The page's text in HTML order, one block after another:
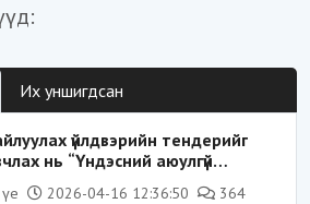
Их уншигдсан
үйлдвэрийн тендерийг
нь “Үндэсний аюулгүй
д эрсдэлтэй юу?
2026-04-16 12:36:50 364